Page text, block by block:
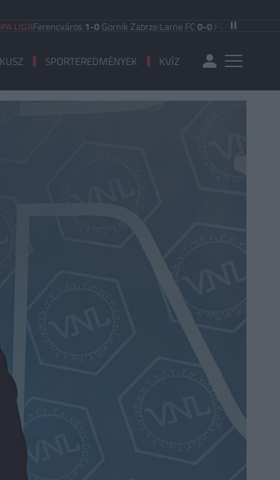
Ferencváros1-0Gornik Zabrze|Larne FC0-0 FC Iberia 1999
SPORTEREDMÉNYEK KVÍZ